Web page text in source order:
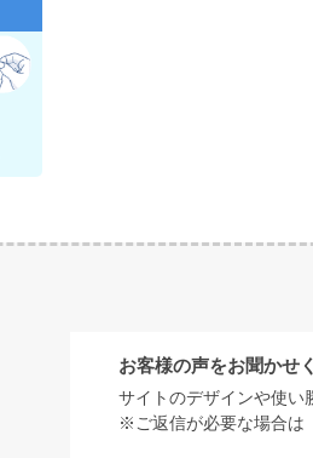
お客様の声をお聞かせ
サイトのデザインや使い
※ご返信が必要な場合は